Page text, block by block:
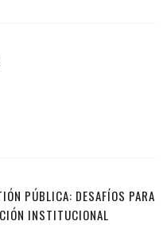
PÚBLICA: DESAFÍOS PARA
INSTITUCIONAL